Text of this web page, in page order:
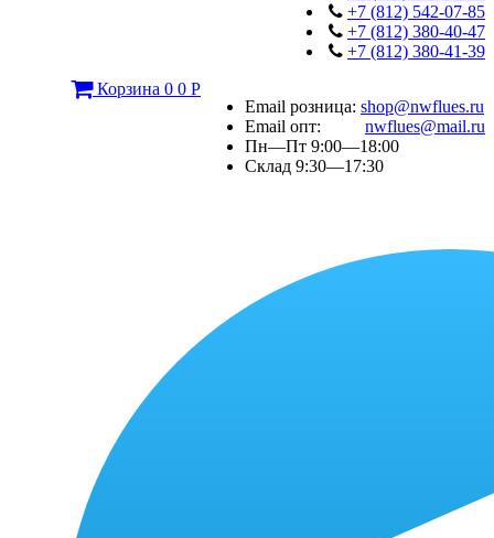
+7 (812) 542-07-85
+7 (812) 380-40-47
+7 (812) 380-41-39
Email розница: shop@nwflues.ru
Email опт: nwflues@mail.ru
Пн—Пт 9:00—18:00
Склад 9:30—17:30
Корзина 0 0 Р